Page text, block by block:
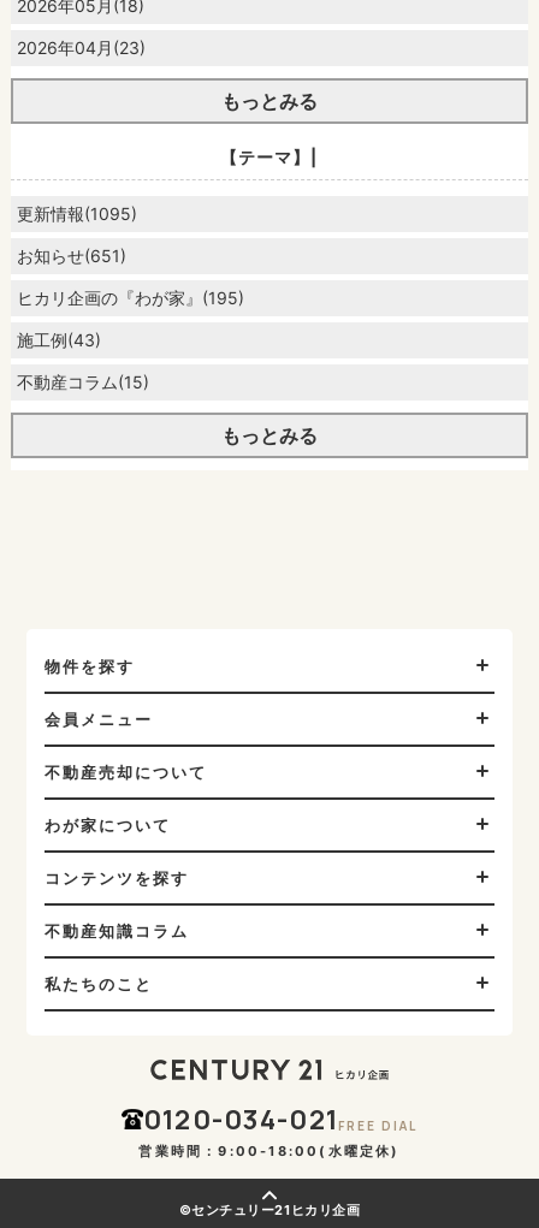
2026年05月(18)
2026年04月(23)
もっとみる
【テーマ】|
更新情報(1095)
お知らせ(651)
ヒカリ企画の『わが家』(195)
施工例(43)
不動産コラム(15)
もっとみる
物件を探す
会員メニュー
不動産売却について
わが家について
コンテンツを探す
不動産知識コラム
私たちのこと
0120-034-021FREE DIAL
営業時間：9:00-18:00(水曜定休)
©センチュリー21ヒカリ企画